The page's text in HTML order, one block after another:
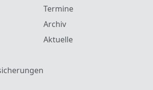
Termine
Archiv
Aktuelle